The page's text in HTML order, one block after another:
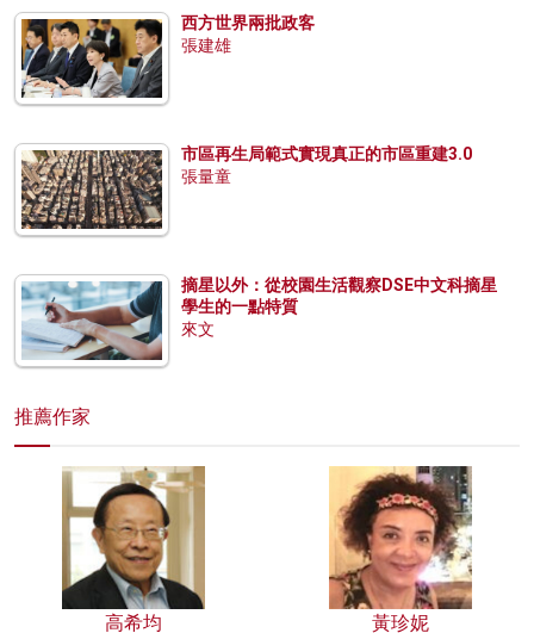
西方世界兩批政客
張建雄
市區再生局範式實現真正的市區重建3.0
張量童
摘星以外：從校園生活觀察DSE中文科摘星
學生的一點特質
來文
推薦作家
高希均 黃珍妮